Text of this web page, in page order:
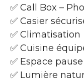
✅ Call Box –
✅ Casier
✅ Climatisation
✅ Cuisine
✅ Espace pause
✅ Lumière